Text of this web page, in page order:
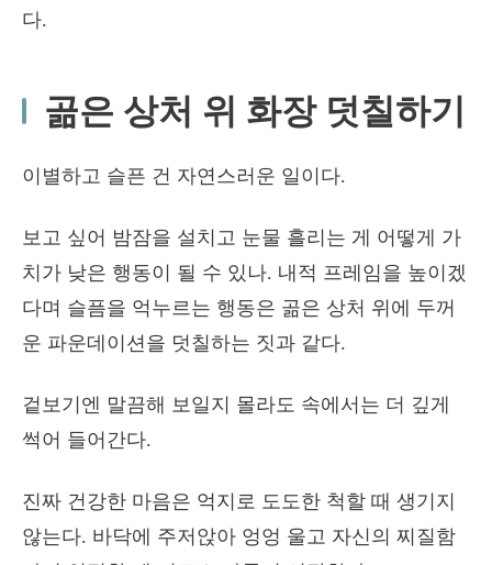
다.
곪은 상처 위 화장 덧칠하기
이별하고 슬픈 건 자연스러운 일이다.
보고 싶어 밤잠을 설치고 눈물 흘리는 게 어떻게 가
치가 낮은 행동이 될 수 있나. 내적 프레임을 높이겠
다며 슬픔을 억누르는 행동은 곪은 상처 위에 두꺼
운 파운데이션을 덧칠하는 짓과 같다.
겉보기엔 말끔해 보일지 몰라도 속에서는 더 깊게
썩어 들어간다.
진짜 건강한 마음은 억지로 도도한 척할 때 생기지
않는다. 바닥에 주저앉아 엉엉 울고 자신의 찌질함